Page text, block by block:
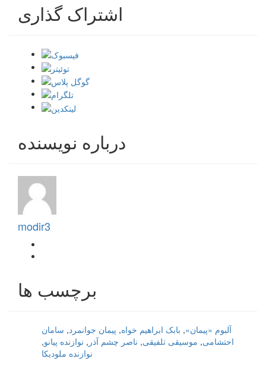
اشتراک گذاری
درباره نویسنده
modir3
برچسب ها
آلبوم «پیمان», بابک ابراهیم خواه, پیمان جوانمرد, سامان
احتشامی, موسیقی تلفیقی, ناصر چشم آذر , نوازنده پیانو,
نوازنده ملودیکا